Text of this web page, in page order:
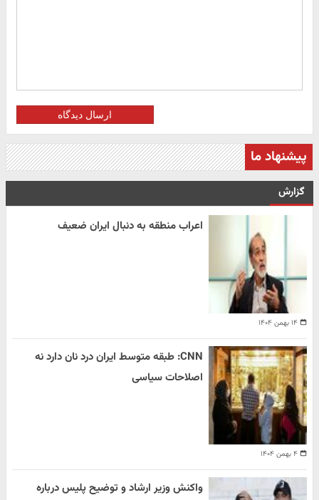
ارسال دیدگاه
پیشنهاد ما
گزارش
۱۴ بهمن ۱۴۰۴
اعراب منطقه به دنبال ایران ضعیف
۴ بهمن ۱۴۰۴
CNN: طبقه متوسط ایران درد نان دارد نه
اصلاحات سیاسی
واکنش وزیر ارشاد و توضیح پلیس درباره